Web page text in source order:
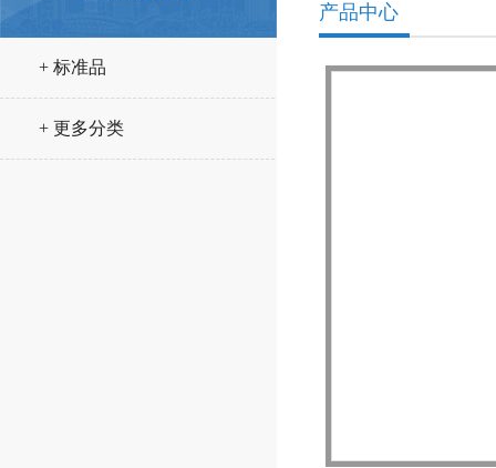
+ 标准品
+ 更多分类
产品中心